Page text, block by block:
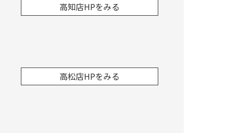
高知店HPをみる
高松店HPをみる